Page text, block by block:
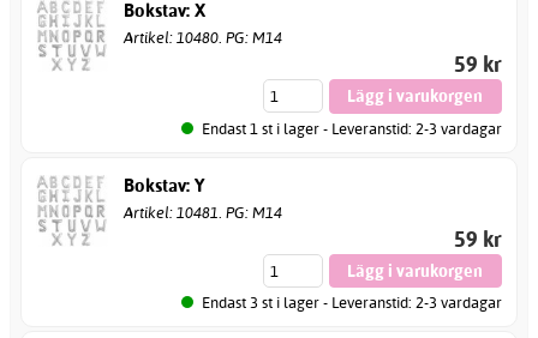
Bokstav: X
Artikel: 10480. PG: M14
59 kr
Endast 1 st i lager - Leveranstid: 2-3 vardagar
Bokstav: Y
Artikel: 10481. PG: M14
59 kr
Endast 3 st i lager - Leveranstid: 2-3 vardagar